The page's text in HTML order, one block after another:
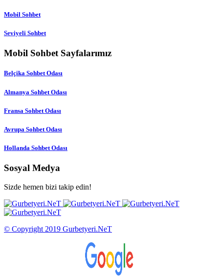
Mobil Sohbet
Seviyeli Sohbet
Mobil Sohbet Sayfalarımız
Belçika Sohbet Odası
Almanya Sohbet Odası
Fransa Sohbet Odası
Avrupa Sohbet Odası
Hollanda Sohbet Odası
Sosyal Medya
Sizde hemen bizi takip edin!
© Copyright 2019 Gurbetyeri.NeT